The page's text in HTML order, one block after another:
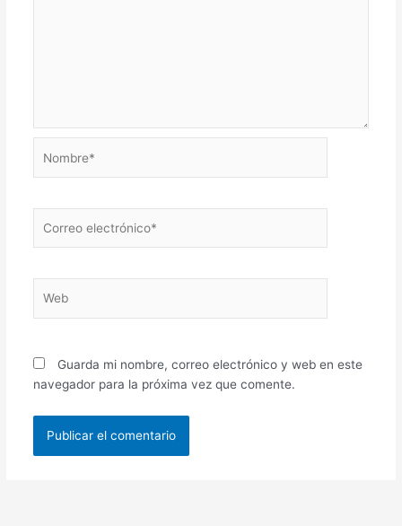
electrónico*
Guarda mi nombre, correo electrónico y web en este
navegador para la próxima vez que comente.